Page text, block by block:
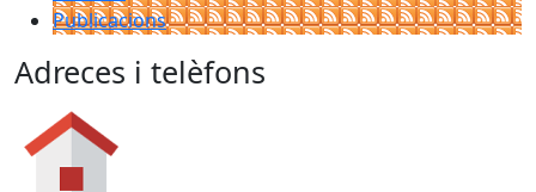
Publicacions
Adreces i telèfons